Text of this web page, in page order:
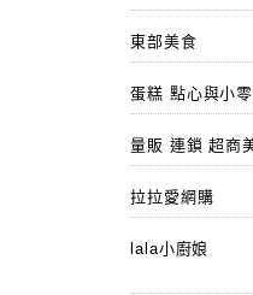
東部美食
蛋糕 點心與小
量販 連鎖 超商
拉拉愛網購
lala小廚娘